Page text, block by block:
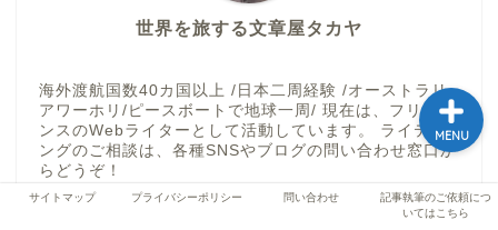
世界を旅する文章屋タカヤ
海外渡航国数40カ国以上 /日本二周経験 /オーストラリ
アワーホリ/ピースボートで地球一周/ 現在は、フリーラ
ンスのWebライターとして活動しています。 ライティ
ングのご相談は、各種SNSやブログの問い合わせ窓口か
らどうぞ！
サイトマップ プライバシーポリシー 問い合わせ
記事執筆のご依頼につ
いてはこちら
MENU